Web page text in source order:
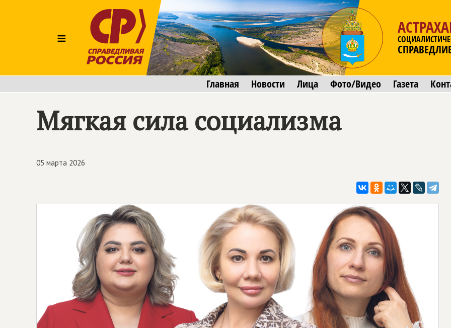
≡
Главная Новости Лица Фото/Видео Газета
Мягкая сила социализма
05 марта 2026